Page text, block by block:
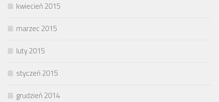
kwiecień 2015
marzec 2015
luty 2015
styczeń 2015
grudzień 2014